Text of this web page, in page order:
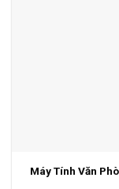
Máy Tính Văn